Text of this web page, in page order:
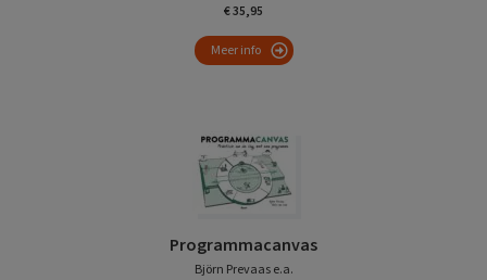
€ 35,95
Meer info
Programmacanvas
Björn Prevaas e.a.